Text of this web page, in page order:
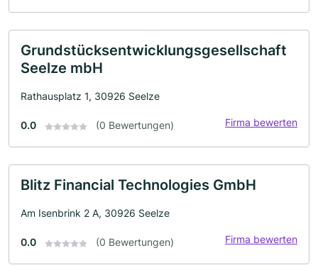
Grundstücksentwicklungsgesellschaft
Seelze mbH
Rathausplatz 1, 30926 Seelze
0.0 (0 Bewertungen) Firma bewerten
Blitz Financial Technologies GmbH
Am Isenbrink 2 A, 30926 Seelze
0.0 (0 Bewertungen) Firma bewerten